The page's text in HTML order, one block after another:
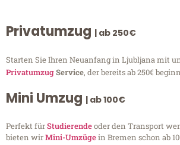
Privatumzug | ab 250€
Starten Sie Ihren Neuanfang in Ljubljana mit
PrivatumzugService, der bereits ab 250€
Mini Umzug | ab 100€
Perfekt fürStudierendeoder den Transport
bieten wirMini-Umzügein Bremen schon ab